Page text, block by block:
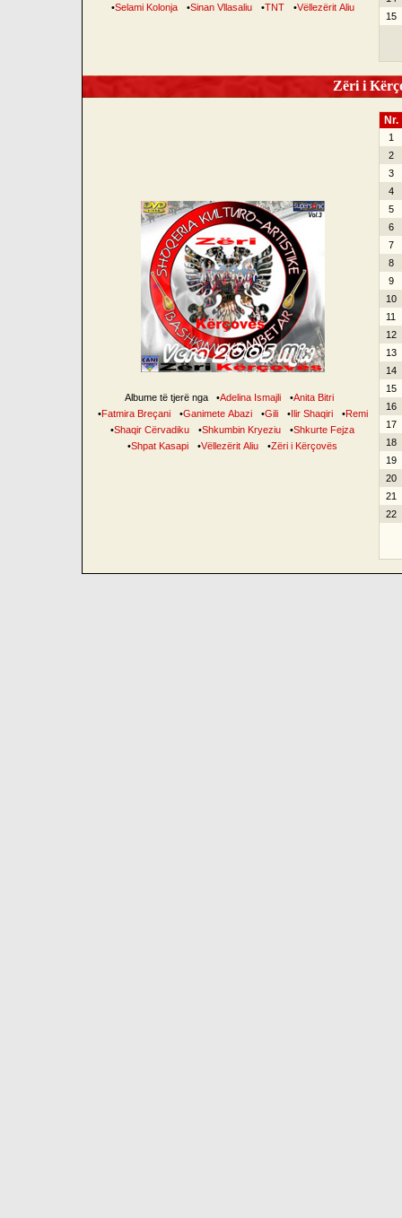
•Selami Kolonja •Sinan Vllasaliu •TNT •Vëllezërit Aliu
15
Zëri i
Albume të tjerë nga •Adelina Ismajli •Anita Bitri
•Fatmira Breçani •Ganimete Abazi •Gili •Ilir Shaqiri •Remi
•Shaqir Cërvadiku •Shkumbin Kryeziu •Shkurte Fejza
•Shpat Kasapi •Vëllezërit Aliu •Zëri i Kërçovës
Nr.
1
2
3
4
5
6
7
8
9
10
11
12
13
14
15
16
17
18
19
20
21
22